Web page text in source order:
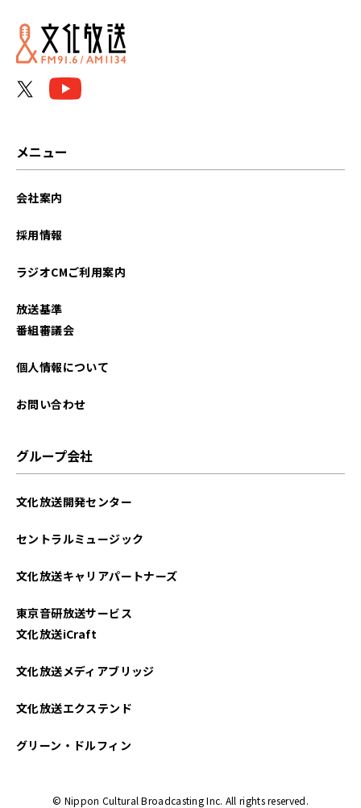
メニュー
会社案内
採用情報
ラジオCMご利用案内
放送基準
番組審議会
個人情報について
お問い合わせ
グループ会社
文化放送開発センター
セントラルミュージック
文化放送キャリアパートナーズ
東京音研放送サービス
文化放送iCraft
文化放送メディアブリッジ
文化放送エクステンド
グリーン・ドルフィン
© Nippon Cultural Broadcasting Inc. All rights reserved.